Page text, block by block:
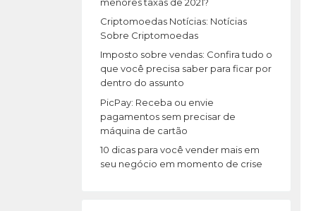
:
Criptomoedas Notícias: Notícias
Sobre Criptomoedas
Imposto sobre vendas: Confira tudo o
que você precisa saber para ficar por
dentro do assunto
PicPay: Receba ou envie
pagamentos sem precisar de
máquina de cartão
10 dicas para você vender mais em
seu negócio em momento de crise